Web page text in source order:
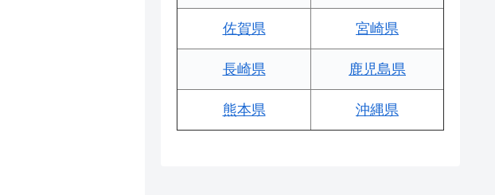
佐賀県 宮崎県
長崎県 鹿児島県
熊本県 沖縄県